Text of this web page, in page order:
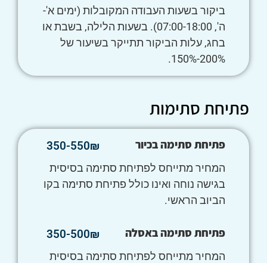
ביקור בשעות העבודה המקובלות (ימים א'-
ה', 07:00-18:00). בשעות הלילה, בשבת או
בחג, עלות הביקור תתייקר בשיעור של
200%-150%.
פתיחת סתימות
פתיחת סתימה בכיור 350-550₪
המחיר מתייחס לפתיחת סתימה בסיסית
בגישה נוחה ואינו כולל פתיחת סתימה בקו
הביוב הראשי.
פתיחת סתימה באסלה 350-500₪
המחיר מתייחס לפתיחת סתימה בסיסית